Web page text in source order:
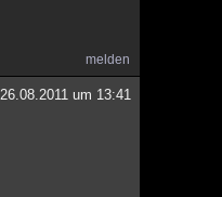
melden
26.08.2011 um 13:41